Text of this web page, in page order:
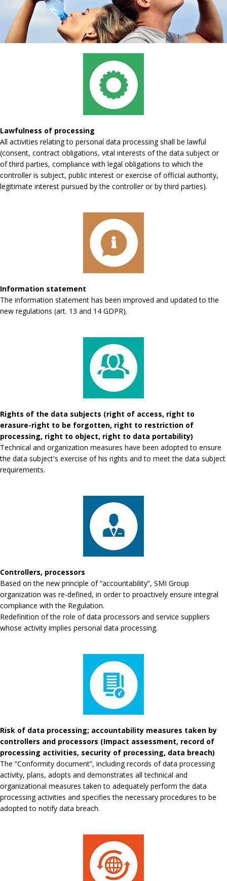
Lawfulness of processing
All activities relating to personal data processing shall be lawful
(consent, contract obligations, vital interests of the data subject or
of third parties, compliance with legal obligations to which the
controller is subject, public interest or exercise of official authority,
legitimate interest pursued by the controller or by third parties).
Information statement
The information statement has been improved and updated to the
new regulations (art. 13 and 14 GDPR).
Rights of the data subjects (right of access, right to
erasure-right to be forgotten, right to restriction of
processing, right to object, right to data portability)
Technical and organization measures have been adopted to ensure
the data subject's exercise of his rights and to meet the data subject
requirements.
Controllers, processors
Based on the new principle of “accountability”, SMI Group
organization was re-defined, in order to proactively ensure integral
compliance with the Regulation.
Redefinition of the role of data processors and service suppliers
whose activity implies personal data processing.
Risk of data processing; accountability measures taken by
controllers and processors (Impact assessment, record of
processing activities, security of processing, data breach)
The “Conformity document”, including records of data processing
activity, plans, adopts and demonstrates all technical and
organizational measures taken to adequately perform the data
processing activities and specifies the necessary procedures to be
adopted to notify data breach.